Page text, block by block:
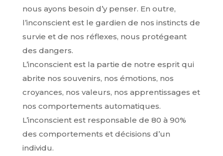
nous ayons besoin d’y penser. En outre,
l’inconscient est le gardien de nos instincts de
survie et de nos réflexes, nous protégeant
des dangers.
L’inconscient est la partie de notre esprit qui
abrite nos souvenirs, nos émotions, nos
croyances, nos valeurs, nos apprentissages et
nos comportements automatiques.
L’inconscient est responsable de 80 à 90%
des comportements et décisions d’un
individu.